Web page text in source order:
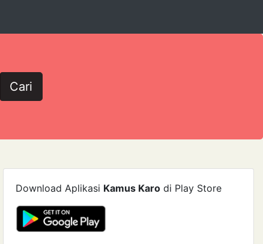
Cari
Download Aplikasi Kamus Karo di Play Store